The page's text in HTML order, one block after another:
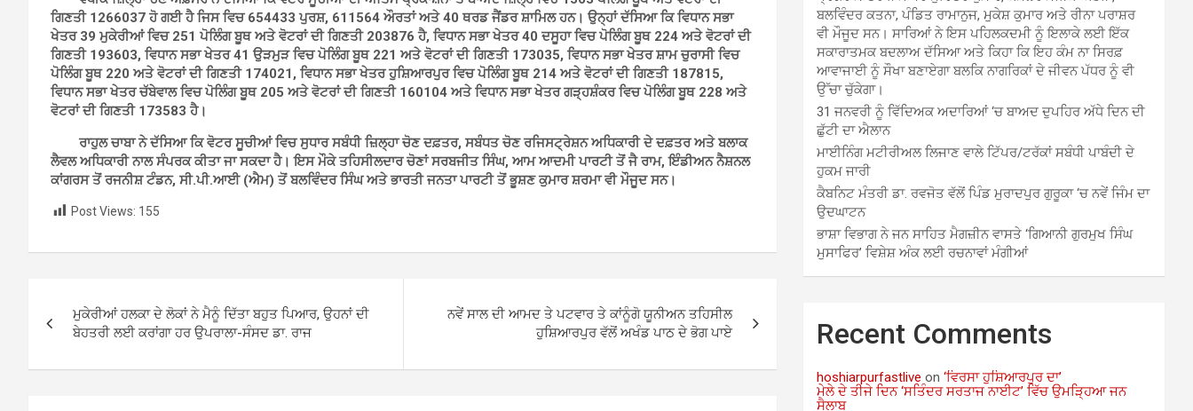
ਗਿਣਤੀ 1266037 ਹੋ ਗਈ ਹੈ ਜਿਸ ਵਿਚ 654433 ਪੁਰਸ਼, 611564 ਔਰਤਾਂ ਅਤੇ 40 ਥਰਡ ਜੈਂਡਰ ਸ਼ਾਮਿਲ ਹਨ। ਉਨ੍ਹਾਂ ਦੱਸਿਆ ਕਿ ਵਿਧਾਨ ਸਭਾ
ਖੇਤਰ 39 ਮੁਕੇਰੀਆਂ ਵਿਚ 251 ਪੋਲਿੰਗ ਬੂਥ ਅਤੇ ਵੋਟਰਾਂ ਦੀ ਗਿਣਤੀ 203876 ਹੈ, ਵਿਧਾਨ ਸਭਾ ਖੇਤਰ 40 ਦਸੂਹਾ ਵਿਚ ਪੋਲਿੰਗ ਬੂਥ 224 ਅਤੇ ਵੋਟਰਾਂ ਦੀ
ਗਿਣਤੀ 193603, ਵਿਧਾਨ ਸਭਾ ਖੇਤਰ 41 ਉੜਮੁੜ ਵਿਚ ਪੋਲਿੰਗ ਬੂਥ 221 ਅਤੇ ਵੋਟਰਾਂ ਦੀ ਗਿਣਤੀ 173035, ਵਿਧਾਨ ਸਭਾ ਖੇਤਰ ਸ਼ਾਮ ਚੁਰਾਸੀ ਵਿਚ
ਪੋਲਿੰਗ ਬੂਥ 220 ਅਤੇ ਵੋਟਰਾਂ ਦੀ ਗਿਣਤੀ 174021, ਵਿਧਾਨ ਸਭਾ ਖੇਤਰ ਹੁਸ਼ਿਆਰਪੁਰ ਵਿਚ ਪੋਲਿੰਗ ਬੂਥ 214 ਅਤੇ ਵੋਟਰਾਂ ਦੀ ਗਿਣਤੀ 187815,
ਵਿਧਾਨ ਸਭਾ ਖੇਤਰ ਚੱਬੇਵਾਲ ਵਿਚ ਪੋਲਿੰਗ ਬੂਥ 205 ਅਤੇ ਵੋਟਰਾਂ ਦੀ ਗਿਣਤੀ 160104 ਅਤੇ ਵਿਧਾਨ ਸਭਾ ਖੇਤਰ ਗੜ੍ਹਸ਼ੰਕਰ ਵਿਚ ਪੋਲਿੰਗ ਬੂਥ 228 ਅਤੇ
ਵੋਟਰਾਂ ਦੀ ਗਿਣਤੀ 173583 ਹੈ।
ਰਾਹੁਲ ਚਾਬਾ ਨੇ ਦੱਸਿਆ ਕਿ ਵੋਟਰ ਸੂਚੀਆਂ ਵਿਚ ਸੁਧਾਰ ਸਬੰਧੀ ਜ਼ਿਲ੍ਹਾ ਚੋਣ ਦਫ਼ਤਰ, ਸਬੰਧਤ ਚੋਣ ਰਜਿਸਟ੍ਰੇਸ਼ਨ ਅਧਿਕਾਰੀ ਦੇ ਦਫ਼ਤਰ ਅਤੇ ਬਲਾਕ
ਲੈਵਲ ਅਧਿਕਾਰੀ ਨਾਲ ਸੰਪਰਕ ਕੀਤਾ ਜਾ ਸਕਦਾ ਹੈ। ਇਸ ਮੌਕੇ ਤਹਿਸੀਲਦਾਰ ਚੋਣਾਂ ਸਰਬਜੀਤ ਸਿੰਘ, ਆਮ ਆਦਮੀ ਪਾਰਟੀ ਤੋਂ ਜੈ ਰਾਮ, ਇੰਡੀਅਨ ਨੈਸ਼ਨਲ
ਕਾਂਗਰਸ ਤੋਂ ਰਜਨੀਸ਼ ਟੰਡਨ, ਸੀ.ਪੀ.ਆਈ (ਐਮ) ਤੋਂ ਬਲਵਿੰਦਰ ਸਿੰਘ ਅਤੇ ਭਾਰਤੀ ਜਨਤਾ ਪਾਰਟੀ ਤੋਂ ਭੂਸ਼ਣ ਕੁਮਾਰ ਸ਼ਰਮਾ ਵੀ ਮੌਜੂਦ ਸਨ।
Post Views: 155
navigation
ਮੁਕੇਰੀਆਂ ਹਲਕਾ ਦੇ ਲੋਕਾਂ ਨੇ ਮੈਨੂੰ ਦਿੱਤਾ ਬਹੁਤ ਪਿਆਰ, ਉਹਨਾਂ ਦੀ
ਬੇਹਤਰੀ ਲਈ ਕਰਾਂਗਾ ਹਰ ਉਪਰਾਲਾ-ਸੰਸਦ ਡਾ. ਰਾਜ
ਨਵੇਂ ਸਾਲ ਦੀ ਆਮਦ ਤੇ ਪਟਵਾਰ ਤੇ ਕਾਂਨੂੰਗੋ ਯੂਨੀਅਨ ਤਹਿਸੀਲ
ਹੁਸ਼ਿਆਰਪੁਰ ਵੱਲੋਂ ਅਖੰਡ ਪਾਠ ਦੇ ਭੋਗ ਪਾਏ
ਬਲਵਿੰਦਰ ਕਤਨਾ, ਪੰਡਿਤ ਰਾਮਾਨੁਜ, ਮੁਕੇਸ਼ ਕੁਮਾਰ ਅਤੇ ਰੀਨਾ ਪਰਾਸ਼ਰ
ਵੀ ਮੌਜੂਦ ਸਨ। ਸਾਰਿਆਂ ਨੇ ਇਸ ਪਹਿਲਕਦਮੀ ਨੂੰ ਇਲਾਕੇ ਲਈ ਇੱਕ
ਸਕਾਰਾਤਮਕ ਬਦਲਾਅ ਦੱਸਿਆ ਅਤੇ ਕਿਹਾ ਕਿ ਇਹ ਕੰਮ ਨਾ ਸਿਰਫ਼
ਆਵਾਜਾਈ ਨੂੰ ਸੌਖਾ ਬਣਾਏਗਾ ਬਲਕਿ ਨਾਗਰਿਕਾਂ ਦੇ ਜੀਵਨ ਪੱਧਰ ਨੂੰ ਵੀ
ਉੱਚਾ ਚੁੱਕੇਗਾ।
31 ਜਨਵਰੀ ਨੂੰ ਵਿੱਦਿਅਕ ਅਦਾਰਿਆਂ ‘ਚ ਬਾਅਦ ਦੁਪਹਿਰ ਅੱਧੇ ਦਿਨ ਦੀ
ਛੁੱਟੀ ਦਾ ਐਲਾਨ
ਮਾਈਨਿੰਗ ਮਟੀਰੀਅਲ ਲਿਜਾਣ ਵਾਲੇ ਟਿੱਪਰ/ਟਰੱਕਾਂ ਸਬੰਧੀ ਪਾਬੰਦੀ ਦੇ
ਹੁਕਮ ਜਾਰੀ
ਕੈਬਨਿਟ ਮੰਤਰੀ ਡਾ. ਰਵਜੋਤ ਵੱਲੋਂ ਪਿੰਡ ਮੁਰਾਦਪੁਰ ਗੁਰੂਕਾ ‘ਚ ਨਵੇਂ ਜਿੰਮ ਦਾ
ਉਦਘਾਟਨ
ਭਾਸ਼ਾ ਵਿਭਾਗ ਨੇ ਜਨ ਸਾਹਿਤ ਮੈਗਜ਼ੀਨ ਵਾਸਤੇ ‘ਗਿਆਨੀ ਗੁਰਮੁਖ ਸਿੰਘ
ਮੁਸਾਫਿਰ’ ਵਿਸ਼ੇਸ਼ ਅੰਕ ਲਈ ਰਚਨਾਵਾਂ ਮੰਗੀਆਂ
Recent Comments
hoshiarpurfastlive on‘ਵਿਰਸਾ ਹੁਸ਼ਿਆਰਪੁਰ ਦਾ’
ਮੇਲੇ ਦੇ ਤੀਜੇ ਦਿਨ ‘ਸਤਿੰਦਰ ਸਰਤਾਜ ਨਾਈਟ’ ਵਿੱਚ ਉਮੜ੍ਹਿਆ ਜਨ
ਸੈਲਾਬ